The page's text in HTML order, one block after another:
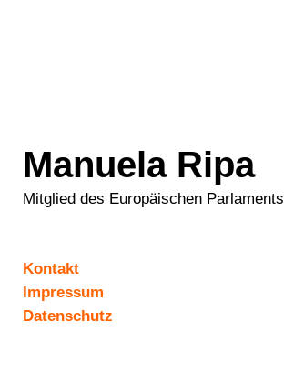
Manuela Ripa
Mitglied des Europäischen Parlaments
Kontakt
Impressum
Datenschutz